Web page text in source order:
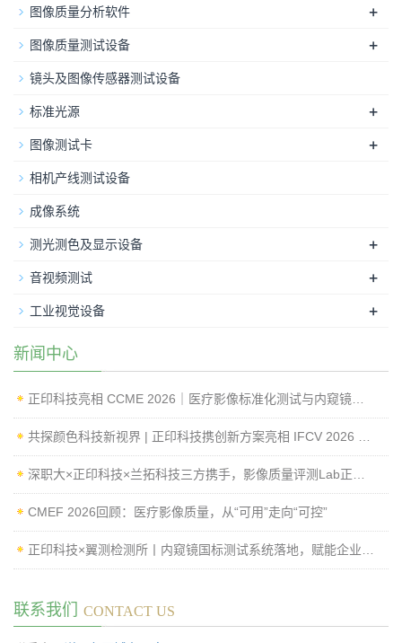
图像质量分析软件 +
图像质量测试设备 +
镜头及图像传感器测试设备
标准光源 +
图像测试卡 +
相机产线测试设备
成像系统
测光测色及显示设备 +
音视频测试 +
工业视觉设备 +
新闻中心
CMEF 2026回顾：医疗影像质量，从“可用”走向“可控”
联系我们 CONTACT US